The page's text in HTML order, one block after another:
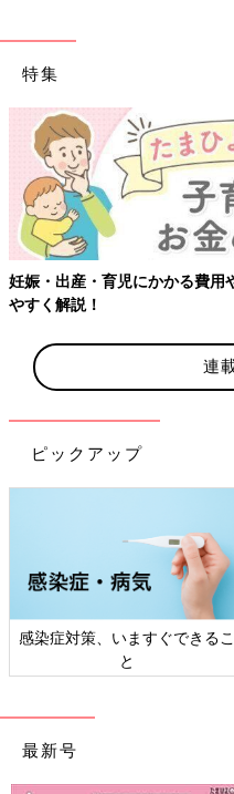
特集
妊娠・出産・育児にかかる費用
やすく解説！
連
ピックアップ
感染症対策、いますぐできるこ
と
最新号